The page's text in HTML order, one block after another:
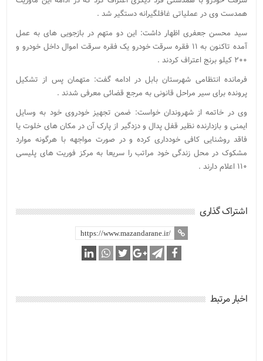
همدست وی در عملیاتی غافلگیرانه دستگیر شد .
سید محسن جعفری اظهار داشت: این دو متهم در بازجویی های به عمل
آمده تاکنون به ۱۱ فقره سرقت خودرو یک فقره سرقت اموال داخل خودرو و
۲۰۰ کیلو برنج اعتراف کردند .
فرمانده انتظامی شهرستان بابل در ادامه گفت: متهمان پس از تشکیل
پرونده برای سیر مراحل قانونی به مرجع قضائی معرفی شدند .
وی در خاتمه از شهروندان خواست: ضمن تجهیز خودروی خود به وسایل
ایمنی و بازدارنده نظیر قفل پدال و دزدگیر از پارک آن در مکان های خلوت یا
فاقد روشنایی کافی خودداری کرده و در صورت مواجهه با هرگونه موارد
مشکوک در محل زندگی خود مراتب را سریعا به مرکز فوریت های پلیسی
۱۱۰ اعلام دارند .
اشتراک گذاری
اخبار مرتبط